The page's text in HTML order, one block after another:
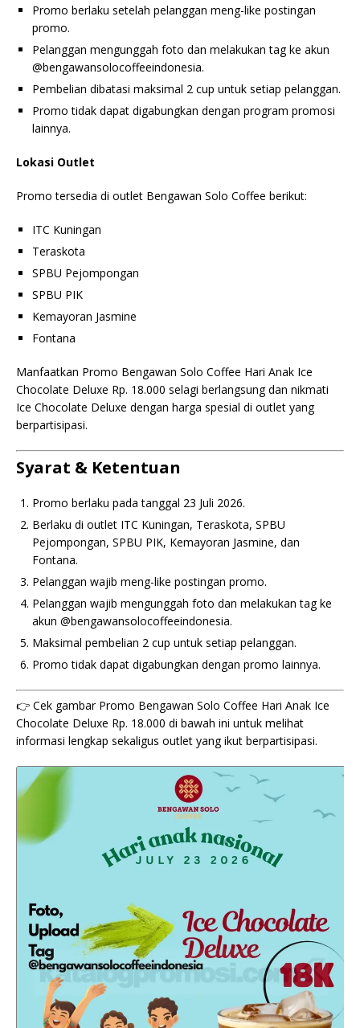
Promo berlaku setelah pelanggan meng-like postingan
promo.
Pelanggan mengunggah foto dan melakukan tag ke akun
@bengawansolocoffeeindonesia.
Pembelian dibatasi maksimal 2 cup untuk setiap pelanggan.
Promo tidak dapat digabungkan dengan program promosi
lainnya.
Lokasi Outlet
Promo tersedia di outlet Bengawan Solo Coffee berikut:
ITC Kuningan
Teraskota
SPBU Pejompongan
SPBU PIK
Kemayoran Jasmine
Fontana
Manfaatkan Promo Bengawan Solo Coffee Hari Anak Ice
Chocolate Deluxe Rp. 18.000 selagi berlangsung dan nikmati
Ice Chocolate Deluxe dengan harga spesial di outlet yang
berpartisipasi.
Syarat & Ketentuan
Promo berlaku pada tanggal 23 Juli 2026.
Berlaku di outlet ITC Kuningan, Teraskota, SPBU
Pejompongan, SPBU PIK, Kemayoran Jasmine, dan
Fontana.
Pelanggan wajib meng-like postingan promo.
Pelanggan wajib mengunggah foto dan melakukan tag ke
akun @bengawansolocoffeeindonesia.
Maksimal pembelian 2 cup untuk setiap pelanggan.
Promo tidak dapat digabungkan dengan promo lainnya.
👉 Cek gambar Promo Bengawan Solo Coffee Hari Anak Ice
Chocolate Deluxe Rp. 18.000 di bawah ini untuk melihat
informasi lengkap sekaligus outlet yang ikut berpartisipasi.